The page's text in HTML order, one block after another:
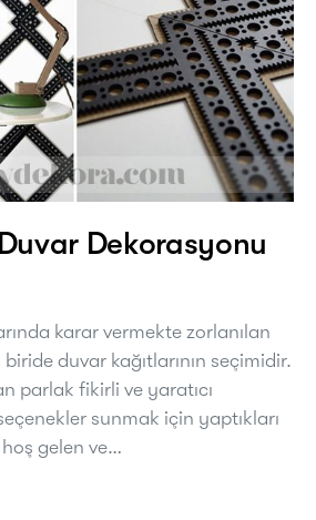
Dekorasyonu
karar vermekte zorlanılan
duvar kağıtlarının seçimidir.
parlak fikirli ve yaratıcı
sunmak için yaptıkları
gelen ve…